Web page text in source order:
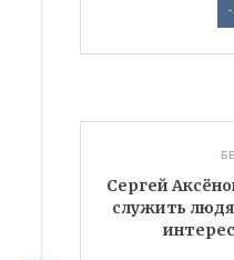
Cергей
служить